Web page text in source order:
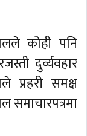
कोही पनि
दुर्व्यवहार
प्रहरी समक्ष